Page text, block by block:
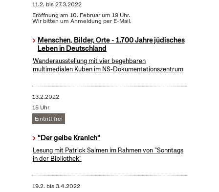
11.2. bis27.3.2022
Eröffnung am 10. Februar um 19 Uhr.
Wir bitten um Anmeldung per E-Mail.
Menschen, Bilder, Orte - 1.700 Jahre jüdisches
Leben in Deutschland
Wanderausstellung mit vier begehbaren
multimedialen Kuben im NS-Dokumentationszentrum
13.2.2022
15 Uhr
Eintritt frei
"Der gelbe Kranich"
Lesung mit Patrick Salmen im Rahmen von "Sonntags
in der Bibliothek"
19.2. bis3.4.2022